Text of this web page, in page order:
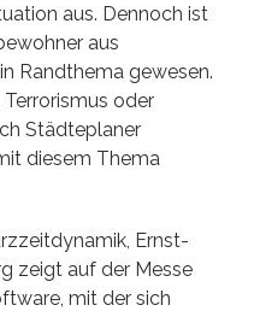
aus. Dennoch ist
aus
Randthema gewesen.
oder
Städteplaner
diesem Thema
Ernst-
zeigt auf der Messe
mit der sich